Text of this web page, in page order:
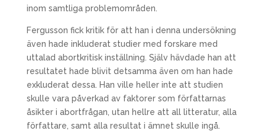
inom samtliga problemområden.
Fergusson fick kritik för att han i denna undersökning
även hade inkluderat studier med forskare med
uttalad abortkritisk inställning. Själv hävdade han att
resultatet hade blivit detsamma även om han hade
exkluderat dessa. Han ville heller inte att studien
skulle vara påverkad av faktorer som författarnas
åsikter i abortfrågan, utan hellre att all litteratur, alla
författare, samt alla resultat i ämnet skulle ingå.